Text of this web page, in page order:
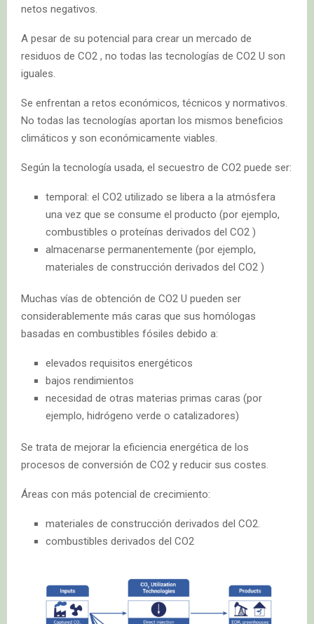
netos negativos.
A pesar de su potencial para crear un mercado de
residuos de CO2 , no todas las tecnologías de CO2 U son
iguales.
Se enfrentan a retos económicos, técnicos y normativos.
No todas las tecnologías aportan los mismos beneficios
climáticos y son económicamente viables.
Según la tecnología usada, el secuestro de CO2 puede ser:
temporal: el CO2 utilizado se libera a la atmósfera
una vez que se consume el producto (por ejemplo,
combustibles o proteínas derivados del CO2 )
almacenarse permanentemente (por ejemplo,
materiales de construcción derivados del CO2 )
Muchas vías de obtención de CO2 U pueden ser
considerablemente más caras que sus homólogas
basadas en combustibles fósiles debido a:
elevados requisitos energéticos
bajos rendimientos
necesidad de otras materias primas caras (por
ejemplo, hidrógeno verde o catalizadores)
Se trata de mejorar la eficiencia energética de los
procesos de conversión de CO2 y reducir sus costes.
Áreas con más potencial de crecimiento:
materiales de construcción derivados del CO2.
combustibles derivados del CO2